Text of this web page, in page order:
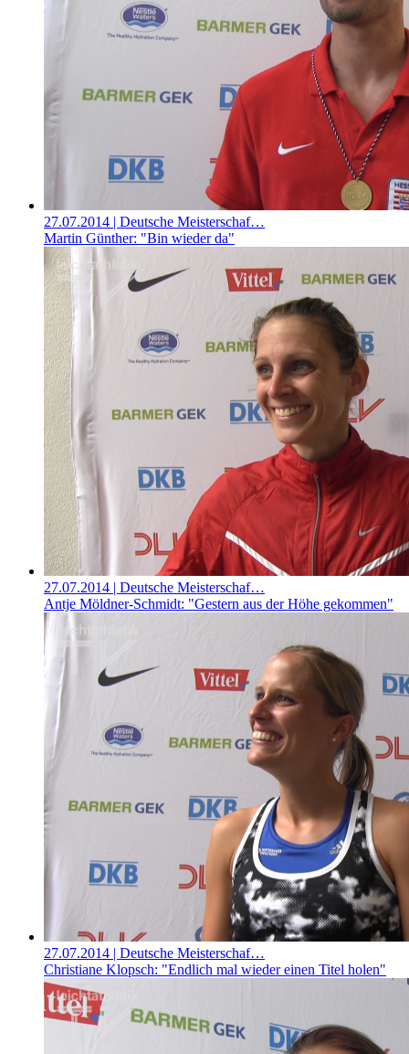
27.07.2014 | Deutsche Meisterschaf…
Martin Günther: "Bin wieder da"
27.07.2014 | Deutsche Meisterschaf…
Antje Möldner-Schmidt: "Gestern aus der Höhe gekommen"
27.07.2014 | Deutsche Meisterschaf…
Christiane Klopsch: "Endlich mal wieder einen Titel holen"